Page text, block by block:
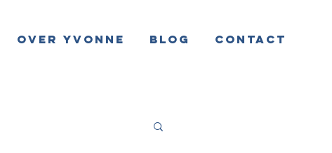
Over Yvonne Blog Contact